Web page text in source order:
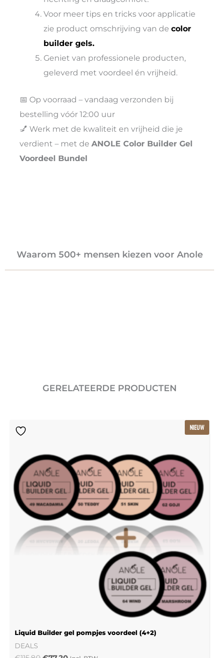
Voor meer tips en tricks voor applicatie
zie product omschrijving van decolor
builder gels.
Geniet van professionele producten,
geleverd met voordeel én vrijheid.
📅 Op voorraad – vandaag verzonden bij
bestelling vóór 12:00 uur
💅 Werk met de kwaliteit en vrijheid die je
verdient – met de ANOLE Color Builder Gel
Voordeel Bundel
Waarom 500+ mensen kiezen voor Anole
GERELATEERDE PRODUCTEN
NIEUW
Liquid Builder gel pompjes voordeel (4+2)
DEALS